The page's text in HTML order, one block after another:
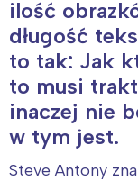
ilość
długość
to tak: Jak
to musi
inaczej nie
w tym jest.
Steve Antony